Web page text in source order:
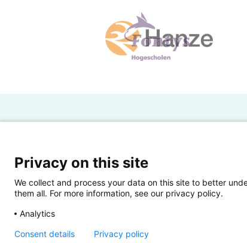
Powered by SURF
Privacy on this site
We collect and process your data on this site to better
them all. For more information, see our privacy policy.
Analytics
Consent details Privacy policy